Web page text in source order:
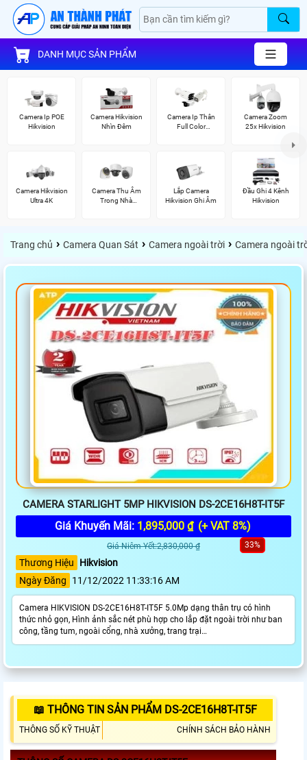
DANH MỤC SẢN PHẨM
Camera Ip POE
Hikvision
Camera Hikvision
Nhìn Đêm
Camera Ip Thân
Full Color
Camera Zoom
25x Hikvision
Camera Hikvision
Ultra 4K
Camera Thu Âm
Trong Nhà
Lắp Camera
Hikvision Ghi Âm
Đầu Ghi 4 Kênh
Hikvision
Trang chủ › Camera Quan Sát › Camera ngoài trời › Camera ngoài
CAMERA STARLIGHT 5MP HIKVISION DS-2CE16H8T-IT5F
Giá Khuyến Mãi: 1,895,000 ₫ (+ VAT 8%)
Giá Niêm Yết:2,830,000 ₫ 33%
Thương Hiệu
Hikvision
Ngày Đăng
11/12/2022 11:33:16 AM
Camera HIKVISION DS-2CE16H8T-IT5F 5.0Mp dạng thân trụ có hình
thức nhỏ gọn, Hình ảnh sắc nét phù hợp cho lắp đặt ngoài trời như ban
công, tầng tum, ngoài cổng, nhà xưởng, trang trại…
📖 THÔNG TIN SẢN PHẨM DS-2CE16H8T-IT5F
THÔNG SỐ KỸ THUẬT CHÍNH SÁCH BẢO HÀNH